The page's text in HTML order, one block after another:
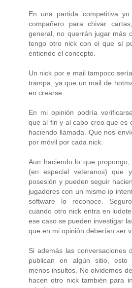
En una partida competitiva
compañero para chivar
general, no querrán jugar más
tengo otro nick con el que sí
entiende el concepto.
Un nick por e mail tampoco
trampa, ya que un mail de
en crearse.
En mi opinión podría
que al fin y al cabo creo que es
haciendo llamada. Que nos
por móvil por cada nick.
Aun haciendo lo que
(en especial veteranos) que
posesión y pueden seguir
jugadores con un mismo ip
software lo reconoce.
cuando otro nick entra en
ese caso se pueden investigar
que en mi opinión deberían ser
Si además las conversaciones
publican en algún sitio, esto
menos insultos. No olvidemos
hacen otro nick también para